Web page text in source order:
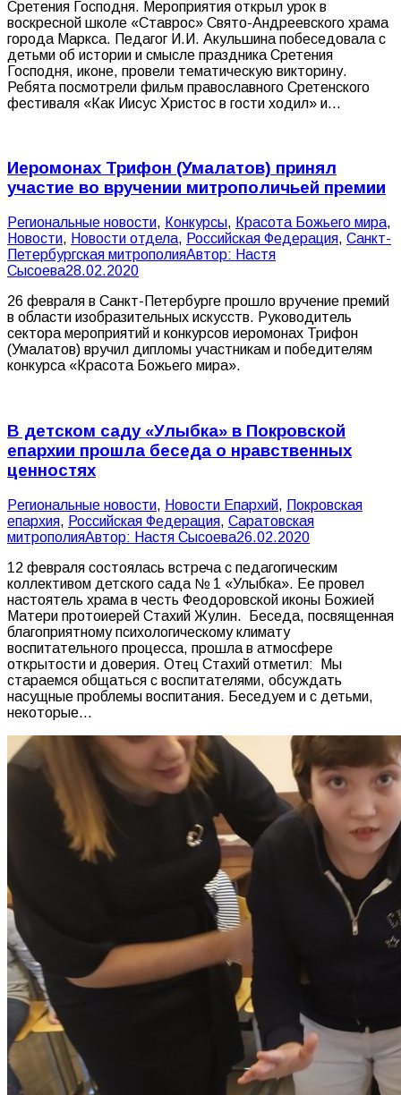
Сретения Господня. Мероприятия открыл урок в
воскресной школе «Ставрос» Свято-Андреевского храма
города Маркса. Педагог И.И. Акульшина побеседовала с
детьми об истории и смысле праздника Сретения
Господня, иконе, провели тематическую викторину.
Ребята посмотрели фильм православного Сретенского
фестиваля «Как Иисус Христос в гости ходил» и…
Иеромонах Трифон (Умалатов) принял
участие во вручении митрополичьей премии
Pегиональные новости, Конкурсы, Красота Божьего мира,
Новости, Новости отдела, Российская Федерация, Санкт-
Петербургская митрополияАвтор: Настя
Сысоева28.02.2020
26 февраля в Санкт-Петербурге прошло вручение премий
в области изобразительных искусств. Руководитель
сектора мероприятий и конкурсов иеромонах Трифон
(Умалатов) вручил дипломы участникам и победителям
конкурса «Красота Божьего мира».
В детском саду «Улыбка» в Покровской
епархии прошла беседа о нравственных
ценностях
Pегиональные новости, Новости Епархий, Покровская
епархия, Российская Федерация, Саратовская
митрополияАвтор: Настя Сысоева26.02.2020
12 февраля состоялась встреча с педагогическим
коллективом детского сада № 1 «Улыбка». Ее провел
настоятель храма в честь Феодоровской иконы Божией
Матери протоиерей Стахий Жулин. Беседа, посвященная
благоприятному психологическому климату
воспитательного процесса, прошла в атмосфере
открытости и доверия. Отец Стахий отметил: Мы
стараемся общаться с воспитателями, обсуждать
насущные проблемы воспитания. Беседуем и с детьми,
некоторые…